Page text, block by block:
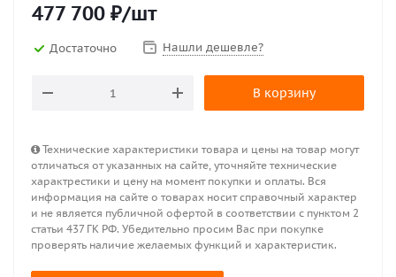
477 700 ₽/шт
Достаточно Нашли дешевле?
В корзину
Технические характеристики товара и цены на товар могут
отличаться от указанных на сайте, уточняйте технические
характрестики и цену на момент покупки и оплаты. Вся
информация на сайте о товарах носит справочный характер
и не является публичной офертой в соответствии с пунктом 2
статьи 437 ГК РФ. Убедительно просим Вас при покупке
проверять наличие желаемых функций и характеристик.